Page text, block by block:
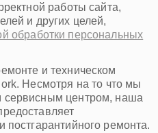
работы сайта,
и других целей,
обработки персональных
и техническом
Несмотря на то что мы
центром, наша
постгарантийного ремонта.